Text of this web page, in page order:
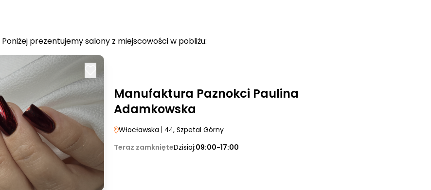
Poniżej prezentujemy salony z miejscowości w pobliżu:
Manufaktura Paznokci Paulina
Adamkowska
Włocławska | 44, Szpetal Górny
Teraz zamknięteDzisiaj:09:00-17:00